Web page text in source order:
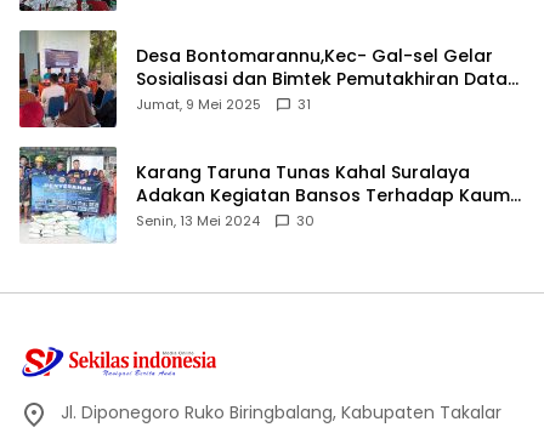
Desa Bontomarannu,Kec- Gal-sel Gelar
Sosialisasi dan Bimtek Pemutakhiran Data
ID
Jumat, 9 Mei 2025 31
Karang Taruna Tunas Kahal Suralaya
Adakan Kegiatan Bansos Terhadap Kaum
Dhuafa dan Anak Yatim-Piatu
Senin, 13 Mei 2024 30
Jl. Diponegoro Ruko Biringbalang, Kabupaten Takalar